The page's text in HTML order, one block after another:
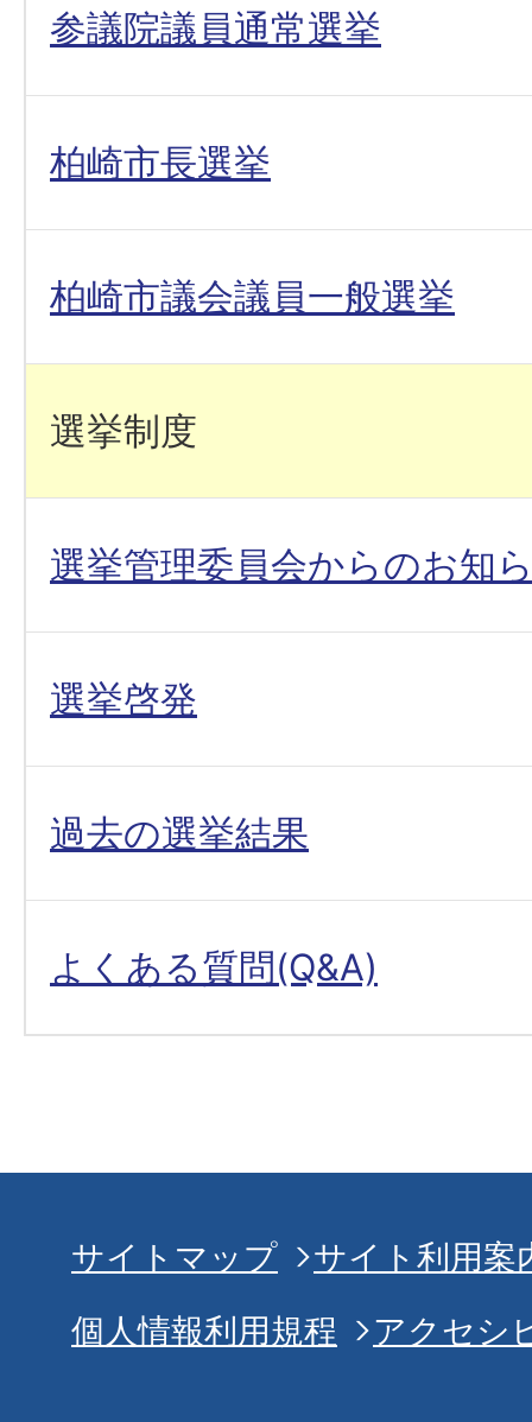
参議院議員通常選挙
柏崎市長選挙
柏崎市議会議員一般選挙
選挙制度
選挙管理委員会からのお知
選挙啓発
過去の選挙結果
よくある質問(Q&A)
サイトマップ
サイト利用案
個人情報利用規程
アクセシ